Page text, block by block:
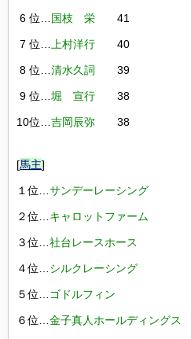
6 位…国枝 栄 41
7 位…上村洋行 40
8 位…清水久詞 39
9 位…堀 宣行 38
10位…吉岡辰弥 38
[馬主]
１位…サンデーレーシング
２位…キャロットファーム
３位…社台レースホース
４位…シルクレーシング
５位…ゴドルフィン
６位…金子真人ホールディングス